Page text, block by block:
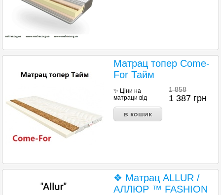
Матрац топер Come-
For Тайм
✨ Ціни на
матраци від
1 858
1 387 грн
❖ Матрац ALLUR /
АЛЛЮР ™ FASHION